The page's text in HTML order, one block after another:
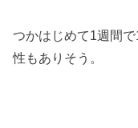
つかはじめて1週間
性もありそう。